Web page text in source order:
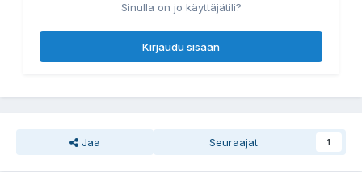
Sinulla on jo käyttäjätili?
Kirjaudu sisään
Jaa Seuraajat 1